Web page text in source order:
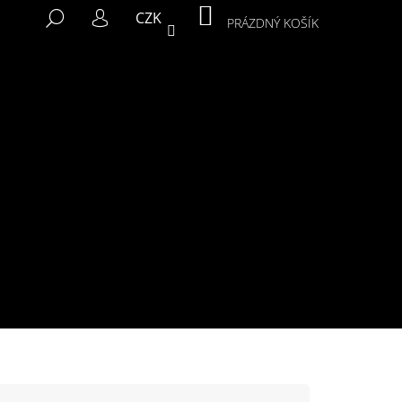
HLEDAT
PŘIHLÁŠENÍ
CZK NÁKUPNÍ
KOŠÍK
PRÁZDNÝ KOŠÍK
Následující
MURALS